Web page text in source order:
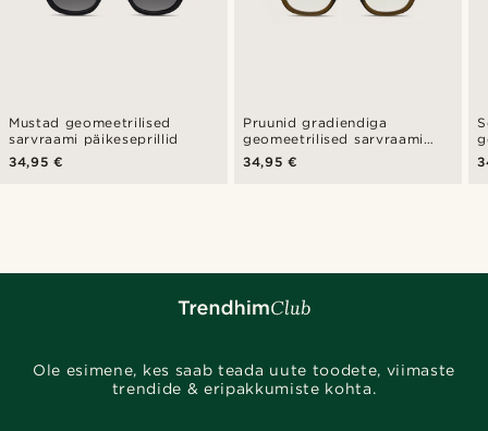
Mustad geomeetrilised
sarvraami päikeseprillid
34,95 €
Pruunid gradiendiga
geomeetrilised sarvraami
päikeseprillid
34,95 €
Ole esimene, kes saab teada uute toodete, viimaste
trendide & eripakkumiste kohta.